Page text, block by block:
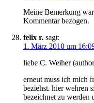
Meine Bemerkung
Kommentar bezogen.
felix r. sagt:
1. März 2010 um
liebe C. Weiher
erneut muss ich mich
beziehst. hier wehren
bezeichnet zu werden